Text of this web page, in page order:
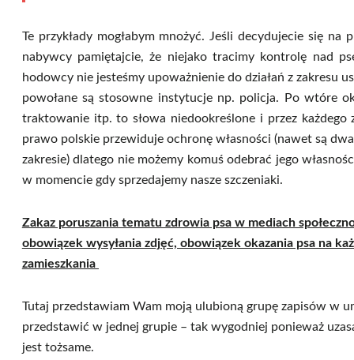
Te przykłady mogłabym mnożyć. Jeśli decydujecie się na
nabywcy pamiętajcie, że niejako tracimy kontrolę nad
hodowcy nie jesteśmy upoważnienie do działań z zakresu
powołane są stosowne instytucje np. policja. Po wtóre
traktowanie itp. to słowa niedookreślone i przez każdego
prawo polskie przewiduje ochronę własności (nawet są
zakresie) dlatego nie możemy komuś odebrać jego
w momencie gdy sprzedajemy nasze szczeniaki.
Zakaz poruszania tematu zdrowia psa w mediach
obowiązek wysyłania zdjęć, obowiązekokazania psa na
zamieszkania
Tutaj przedstawiam Wam moją ulubioną grupę zapisów w
przedstawić w jednej grupie – tak wygodniej ponieważ
jest tożsame.